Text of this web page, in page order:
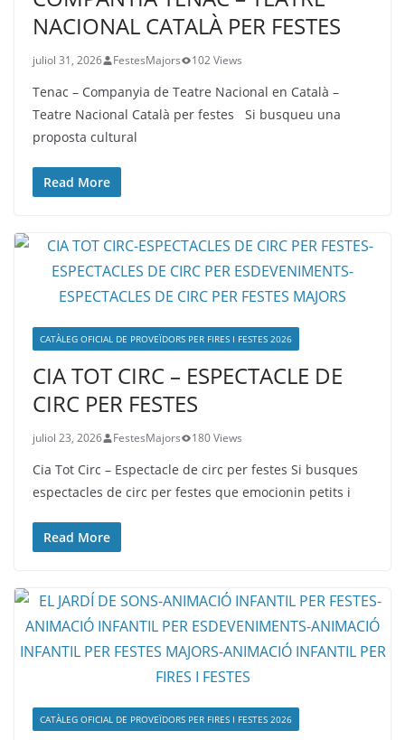
NACIONAL CATALÀ PER FESTES
juliol 31, 2026 FestesMajors 102 Views
Tenac – Companyia de Teatre Nacional en Català –
Teatre Nacional Català per festes Si busqueu una
proposta cultural
Read More
CATÀLEG OFICIAL DE PROVEÏDORS PER FIRES I FESTES 2026
CIA TOT CIRC – ESPECTACLE DE
CIRC PER FESTES
juliol 23, 2026 FestesMajors 180 Views
Cia Tot Circ – Espectacle de circ per festes Si busques
espectacles de circ per festes que emocionin petits i
Read More
CATÀLEG OFICIAL DE PROVEÏDORS PER FIRES I FESTES 2026